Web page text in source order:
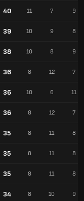
40 11 7 9
39 10 9 8
38 10 8 9
36 8 12 7
36 10 6 11
36 8 12 7
35 8 11 8
35 8 11 8
35 8 11 8
34 8 10 9